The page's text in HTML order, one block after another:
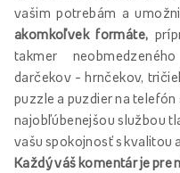
vašim potrebám a
akomkoľvek formáte,
takmer
darčekov – hrnčekov,
puzzle a puzdier na
najobľúbenejšou službou
vašu spokojnosť s kvalitou
Každý váš komentár je pre